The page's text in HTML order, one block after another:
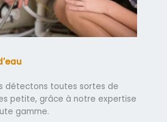
détectons toutes sortes de
petite, grâce à notre expertise
gamme.